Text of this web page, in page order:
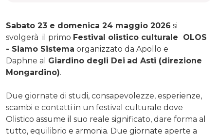
Sabato 23 e domenica 24 maggio 2026 si
svolgerà il primo Festival olistico culturale OLOS
- Siamo Sistema organizzato da Apollo e
Daphne al Giardino degli Dei ad Asti (direzione
Mongardino).
Due giornate di studi, consapevolezze, esperienze,
scambi e contatti in un festival culturale dove
Olistico assume il suo reale significato, dare forma al
tutto, equilibrio e armonia. Due giornate aperte a